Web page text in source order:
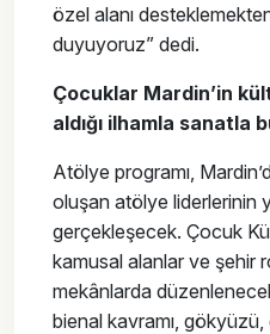
özel alanı
duyuyoruz” dedi.
Çocuklar Mardin’in
aldığı ilhamla sanatla
Atölye programı,
oluşan atölye liderlerinin
gerçekleşecek. Çocuk
kamusal alanlar ve şehir
mekânlarda
bienal kavramı,